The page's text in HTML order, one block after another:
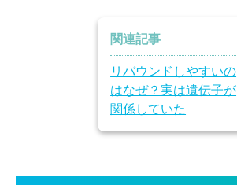
関連記事
リバウンドしやすいの
はなぜ？実は遺伝子が
関係していた